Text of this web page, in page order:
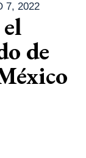
7, 2022
de